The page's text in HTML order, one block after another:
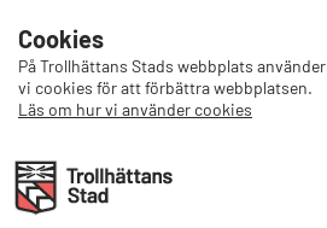
Cookies
På Trollhättans Stads webbplats använder
vi cookies för att förbättra webbplatsen.
Läs om hur vi använder cookies